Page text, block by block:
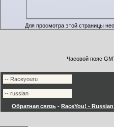
Для просмотра этой страницы
Часовой пояс
Обратная связь - RaceYou! -